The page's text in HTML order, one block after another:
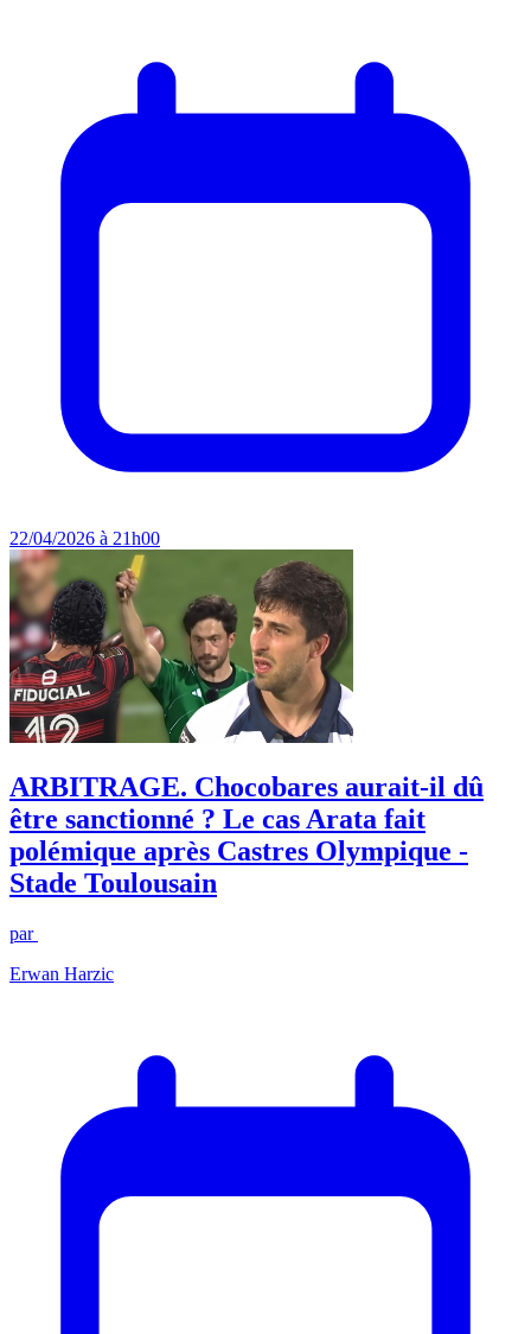
22/04/2026 à 21h00
ARBITRAGE. Chocobares aurait-il dû
être sanctionné ? Le cas Arata fait
polémique après Castres Olympique -
Stade Toulousain
par
Erwan Harzic